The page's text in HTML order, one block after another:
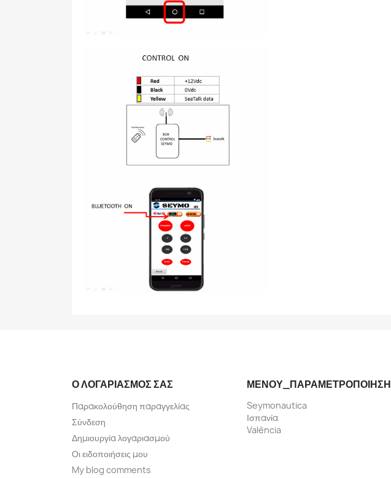
Ο ΛΟΓΑΡΙΑΣΜΌΣ ΣΑΣ
Παρακολούθηση παραγγελίας
Σύνδεση
Δημιουργία λογαριασμού
Οι ειδοποιήσεις μου
My blog comments
ΜΕΝΟΎ_ΠΑΡΑΜΕΤΡΟΠΟΊΗΣΗ
Seymonautica
Ισπανία
València